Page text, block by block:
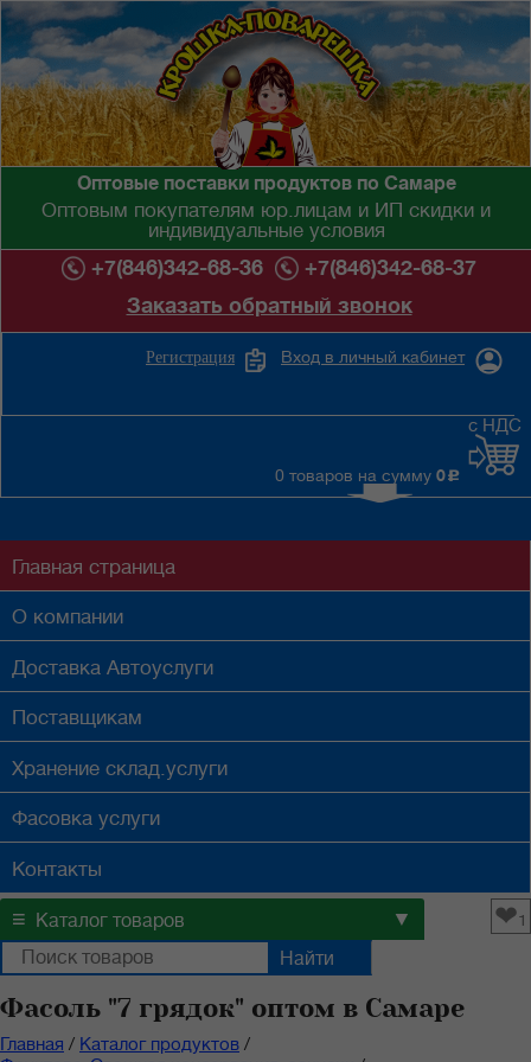
Оптовые поставки продуктов по Самаре
Оптовым покупателям юр.лицам и ИП скидки и
индивидуальные условия
+7(846)342-68-36
+7(846)342-68-37
Заказать обратный звонок
Вход в личный кабинет
Регистрация
0 товаров на сумму 0 c
с НДС
Главная страница
О компании
Доставка Автоуслуги
Поставщикам
Хранение склад.услуги
Фасовка услуги
Контакты
≡ Каталог товаров ▼ ❤1
Фасоль "7 грядок" оптом в Самаре
Главная / Каталог продуктов /